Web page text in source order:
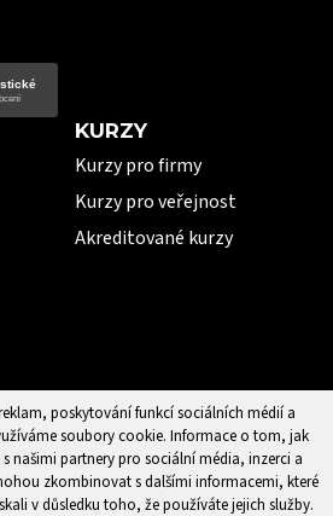
poskytování funkcí sociálních médií a
soubory cookie. Informace o tom, jak
našimi partnery pro sociální média, inzerci a
zkombinovat s dalšími informacemi, které
v důsledku toho, že používáte jejich služby.
KURZY
Kurzy pro firmy
Kurzy pro veřejnost
Akreditované kurzy